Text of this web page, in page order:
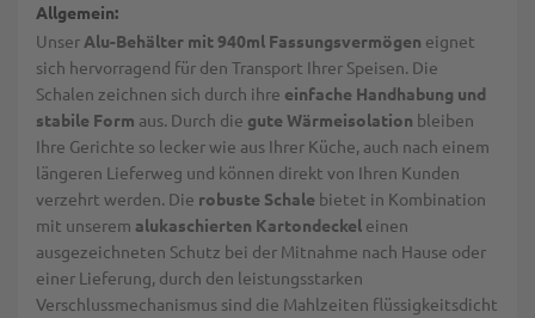
Allgemein:
Unser Alu-Behälter mit 940ml Fassungsvermögen eignet
sich hervorragend für den Transport Ihrer Speisen. Die
Schalen zeichnen sich durch ihre einfache Handhabung und
stabile Form aus. Durch die gute Wärmeisolation bleiben
Ihre Gerichte so lecker wie aus Ihrer Küche, auch nach einem
längeren Lieferweg und können direkt von Ihren Kunden
verzehrt werden. Die robuste Schale bietet in Kombination
mit unserem alukaschierten Kartondeckel einen
ausgezeichneten Schutz bei der Mitnahme nach Hause oder
einer Lieferung, durch den leistungsstarken
Verschlussmechanismus sind die Mahlzeiten flüssigkeitsdicht